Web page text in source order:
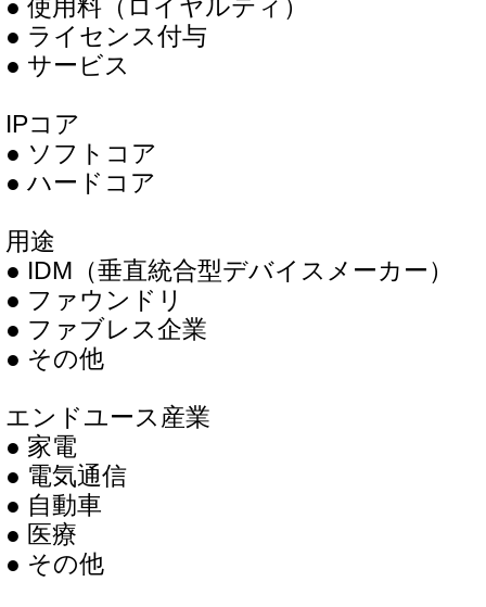
● 使用料（ロイヤルティ）
● ライセンス付与
● サービス
IPコア
● ソフトコア
● ハードコア
用途
● IDM（垂直統合型デバイスメーカー）
● ファウンドリ
● ファブレス企業
● その他
エンドユース産業
● 家電
● 電気通信
● 自動車
● 医療
● その他